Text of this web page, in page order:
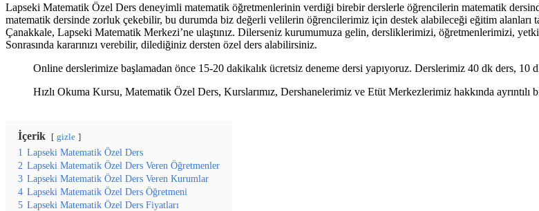
Lapseki Matematik Özel Ders deneyimli matematik öğretmenlerinin verdiği birebir derslerle öğrencilerin matematik
matematik dersinde zorluk çekebilir, bu durumda biz değerli velilerin öğrencilerimiz için destek alabileceği eğitim alanları
Çanakkale, Lapseki Matematik Merkezi’ne ulaştınız. Dilerseniz kurumumuza gelin, dersliklerimizi, öğretmenlerimizi,
Sonrasında kararınızı verebilir, dilediğiniz dersten özel ders alabilirsiniz.
Online derslerimize başlamadan önce 15-20 dakikalık ücretsiz deneme dersi yapıyoruz. Derslerimiz 40 dk ders, 10
Hızlı Okuma Kursu, Matematik Özel Ders, Kurslarımız, Dershanelerimiz ve Etüt Merkezlerimiz hakkında
İçerik gizle
1 Lapseki Matematik Özel Ders
2 Lapseki Matematik Özel Ders Veren Öğretmenler
3 Lapseki Matematik Özel Ders Veren Kurumlar
4 Lapseki Matematik Özel Ders Öğretmeni
5 Lapseki Matematik Özel Ders Fiyatları